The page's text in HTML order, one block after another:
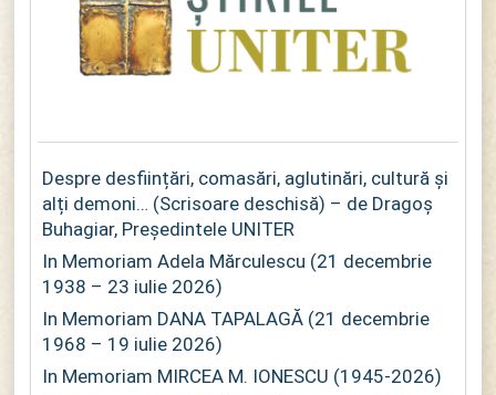
Despre desființări, comasări, aglutinări, cultură și
alți demoni… (Scrisoare deschisă) – de Dragoș
Buhagiar, Președintele UNITER
In Memoriam Adela Mărculescu (21 decembrie
1938 – 23 iulie 2026)
In Memoriam DANA TAPALAGĂ (21 decembrie
1968 – 19 iulie 2026)
In Memoriam MIRCEA M. IONESCU (1945-2026)